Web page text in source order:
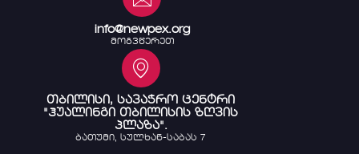
info@newpex.org
მოგვწერეთ
თბილისი, სავაჭრო ცენტრი
"ჰუალინგი თბილისის ზღვის
პლაზა".
ბათუმი, სულხან-საბას 7